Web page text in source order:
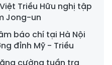
Triều Hữu nghị tập
Jong-un
báo chí tại Hà Nội
đỉnh Mỹ - Triều